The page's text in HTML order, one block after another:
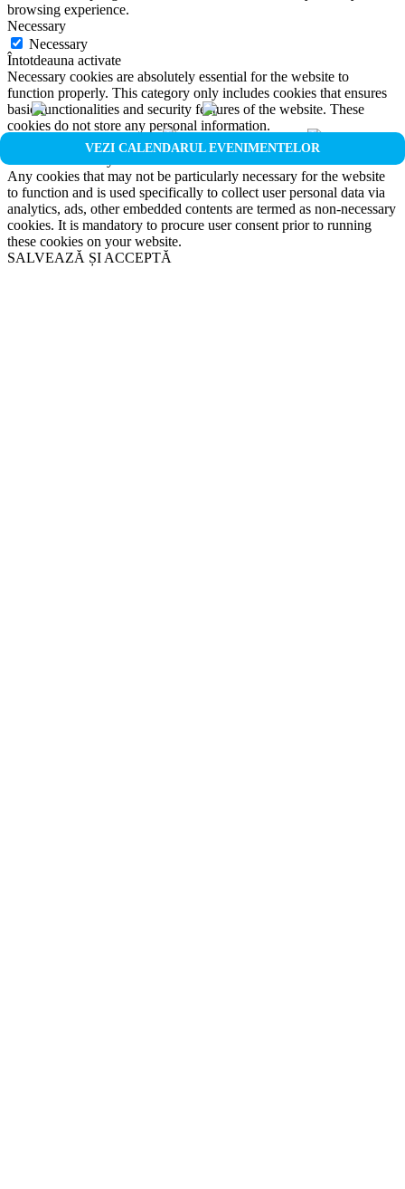
VEZI CALENDARUL EVENIMENTELOR
browsing experience.
Necessary
Necessary
Întotdeauna activate
Necessary cookies are absolutely essential for the website to
function properly. This category only includes cookies that ensures
basic functionalities and security features of the website. These
cookies do not store any personal information.
Non-necessary
Any cookies that may not be particularly necessary for the website
to function and is used specifically to collect user personal data via
analytics, ads, other embedded contents are termed as non-necessary
cookies. It is mandatory to procure user consent prior to running
these cookies on your website.
SALVEAZĂ ȘI ACCEPTĂ